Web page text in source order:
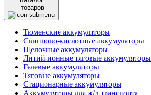
товаров
Тюменские аккумуляторы
Свинцово-кислотные аккумуляторы
Щелочные аккумуляторы
Литий-ионные тяговые аккумуляторы
Гелевые аккумуляторы
Тяговые аккумуляторы
Стационарные аккумуляторы
Аккумуляторы для ж/д транспорта